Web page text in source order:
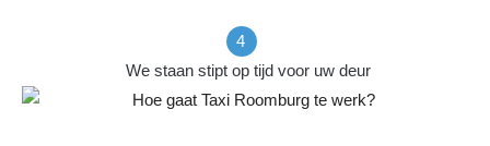
We staan stipt op tijd voor uw deur